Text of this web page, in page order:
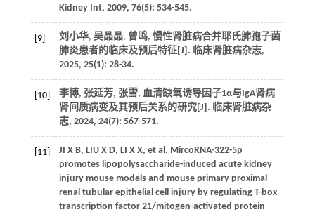
Kidney Int, 2009, 76(5): 534-545.
[9]
刘小华, 吴晶晶, 曾鸣, 慢性肾脏病合并耶氏肺孢子菌
肺炎患者的临床及预后特征[J]. 临床肾脏病杂志,
2025, 25(1): 28-34.
[10]
李博, 张延芳, 张雪, 血清缺氧诱导因子1α与IgA肾病
肾间质病变及其预后关系的研究[J]. 临床肾脏病杂
志, 2024, 24(7): 567-571.
[11]
JI X B, LIU X D, LI X X, et al. MircoRNA-322-5p
promotes lipopolysaccharide-induced acute kidney
injury mouse models and mouse primary proximal
renal tubular epithelial cell injury by regulating T-box
transcription factor 21/mitogen-activated protein